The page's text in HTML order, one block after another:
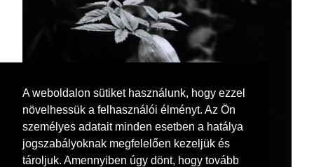
A weboldalon sütiket használunk, hogy ezzel
növelhessük a felhasználói élményt. Az Ön
személyes adatait minden esetben a hatálya
jogszabályoknak megfelelően kezeljük és
tároljuk. Amennyiben úgy dönt, hogy tovább